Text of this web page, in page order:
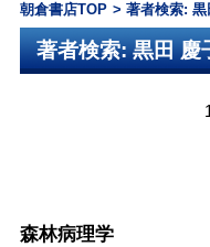
朝倉書店TOP 著者検索: 黒
著者検索: 黒田 慶
森林病理学